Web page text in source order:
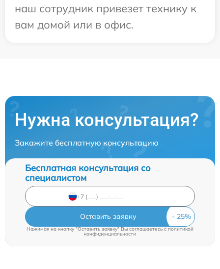
наш сотрудник привезет технику к
вам домой или в офис.
Нужна консультация?
Закажите бесплатную консультацию
Бесплатная консультация со
специалистом
Оставить заявку
Нажимая на кнопку "Оставить заявку" Вы соглашаетесь cполитикой
конфиденциальности